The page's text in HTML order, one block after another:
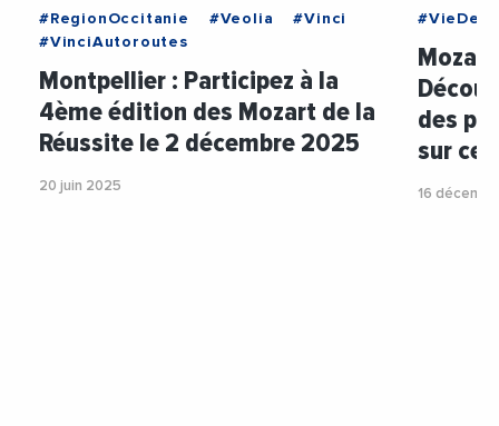
#RegionOccitanie
#Veolia
#Vinci
#VinciAutoroutes
Montpellier : Participez à la
4ème édition des Mozart de la
Réussite le 2 décembre 2025
20 juin 2025
des
sur
16